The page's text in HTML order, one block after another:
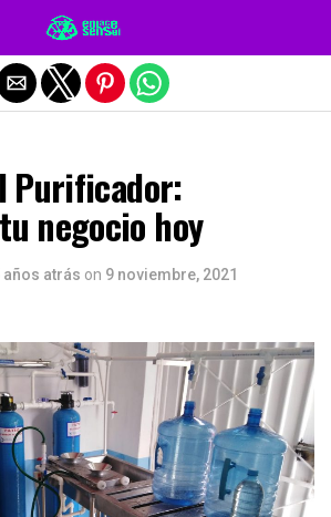
Purificador:
negocio hoy
años atrás on 9 noviembre, 2021
de la versión móvil